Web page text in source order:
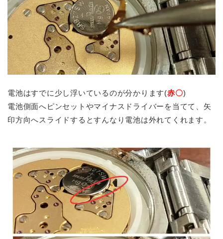
電池はすでに少し浮いているのが分かります(赤〇)
電池側面へピンセットやマイナスドライバーを当てて、矢
印方向へスライドするとすんなり電池は外れてくれます。